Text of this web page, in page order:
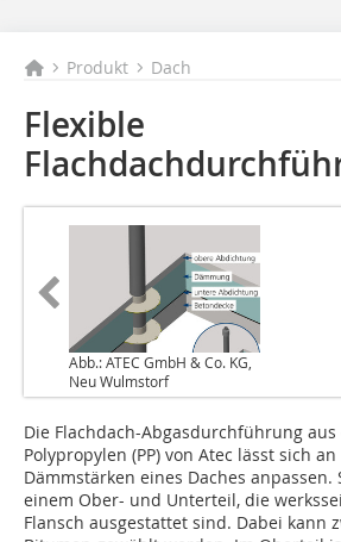
Produkt Dach
Flexible
Abb.: ATEC GmbH & Co. KG,
Neu Wulmstorf
Die Flachdach-Abgasdurchführung
Polypropylen (PP) von Atec lässt sich
Dämmstärken eines Daches anpassen.
einem Ober- und Unterteil, die
Flansch ausgestattet sind. Dabei kann